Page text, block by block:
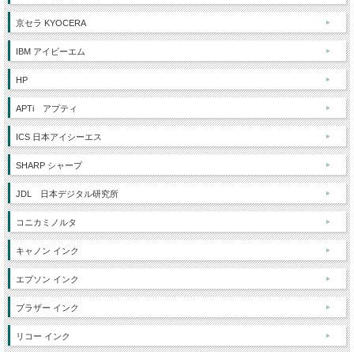
京セラ KYOCERA
IBM アイビーエム
HP
APTi アプティ
ICS 日本アイシーエス
SHARP シャープ
JDL 日本デジタル研究所
コニカミノルタ
キャノン インク
エプソン インク
ブラザー インク
リコー インク